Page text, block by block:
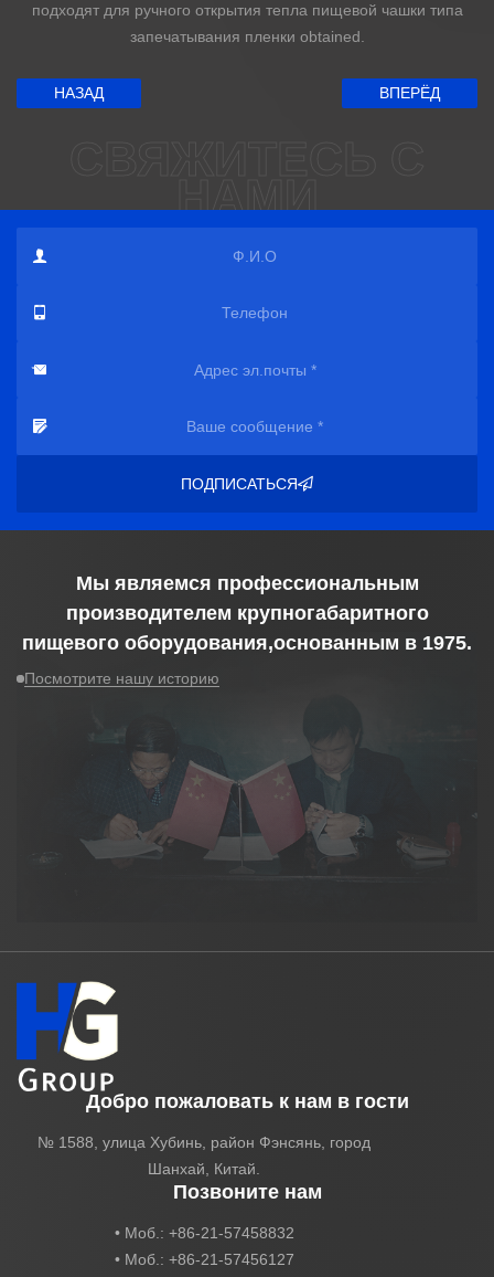
подходят для ручного открытия тепла пищевой чашки типа
запечатывания пленки obtained.
НАЗАД ВПЕРЁД
НАМИ
ПОДПИСАТЬСЯ
Мы являемся профессиональным
производителем крупногабаритного
пищевого оборудования,основанным в 1975.
Посмотрите нашу историю
Добро пожаловать к нам в гости
№ 1588, улица Хубинь, район Фэнсянь, город
Шанхай, Китай.
Позвоните нам
• Моб.: +86-21-57458832
• Моб.: +86-21-57456127